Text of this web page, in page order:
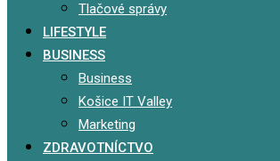
Tlačové správy
LIFESTYLE
BUSINESS
Business
Košice IT Valley
Marketing
ZDRAVOTNÍCTVO